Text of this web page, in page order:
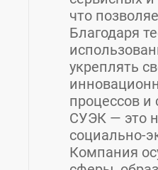
что
Благодаря
укреплять
процессов
СУЭК — это
социально-
Компания